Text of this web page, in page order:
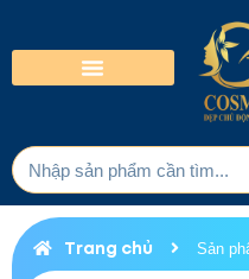
Trang chủ Sản